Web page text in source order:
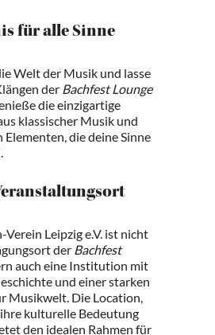
für alle Sinne
Welt der Musik und lasse
der Bachfest Lounge
die einzigartige
klassischer Musik und
die deine Sinne
Verein Leipzig e.V. ist nicht
der Bachfest
auch eine Institution mit
und einer starken
Musikwelt. Die Location,
kulturelle Bedeutung
den idealen Rahmen für